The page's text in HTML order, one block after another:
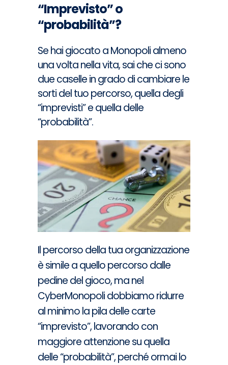
“Imprevisto” o
“probabilità”?
Se hai giocato a Monopoli almeno
una volta nella vita, sai che ci sono
due caselle in grado di cambiare le
sorti del tuo percorso, quella degli
“imprevisti” e quella delle
“probabilità”.
Il percorso della tua organizzazione
è simile a quello percorso dalle
pedine del gioco, ma nel
CyberMonopoli dobbiamo ridurre
al minimo la pila delle carte
“imprevisto”, lavorando con
maggiore attenzione su quella
delle “probabilità”, perché ormai lo